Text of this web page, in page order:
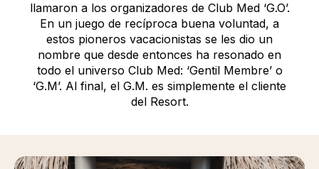
llamaron a los organizadores de Club Med ‘G.O’.
En un juego de recíproca buena voluntad, a
estos pioneros vacacionistas se les dio un
nombre que desde entonces ha resonado en
todo el universo Club Med: ‘Gentil Membre’ o
‘G.M’. Al final, el G.M. es simplemente el cliente
del Resort.